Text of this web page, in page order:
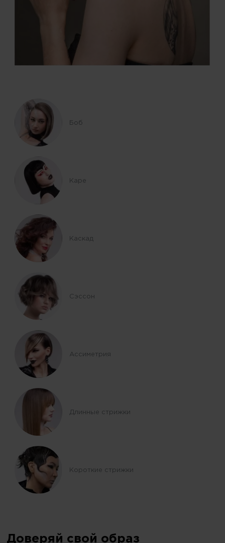
Боб
Каре
Каскад
Сэссон
Ассиметрия
Длинные стрижки
Короткие стрижки
Доверяй свой образ